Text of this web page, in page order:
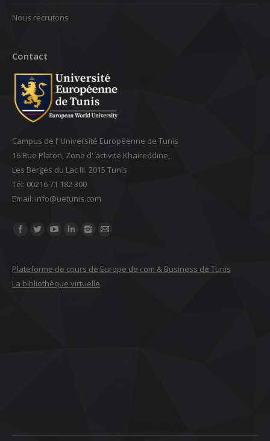
Nous recrutons
Contact
Campus de l’ Université Européenne de Tunis
16 Rue Platon, Zone d' activité Khaireddine,
Les Berges du Lac III. 2015 Tunis
Tél: 00216 71 182 300
Email: ‎info@uetunis.com
Find us on:
Plateforme de cours de Europe de com & Business de Tunis
La bibliothèque virtuelle